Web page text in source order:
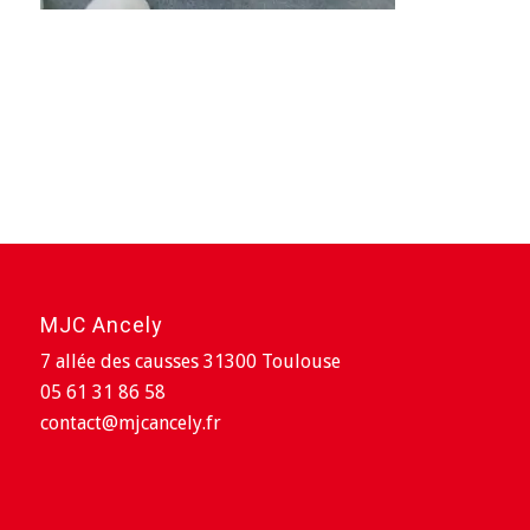
MJC Ancely
7 allée des causses 31300 Toulouse
05 61 31 86 58
contact@mjcancely.fr